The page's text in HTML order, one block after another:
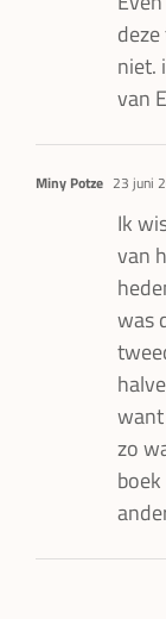
niet.
van
Miny Potze 23 juni
Ik
van
was
want
zo